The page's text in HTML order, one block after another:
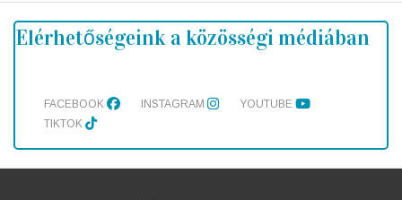
Elérhetőségeink a közösségi médiában
FACEBOOK INSTAGRAM
YOUTUBE
TIKTOK